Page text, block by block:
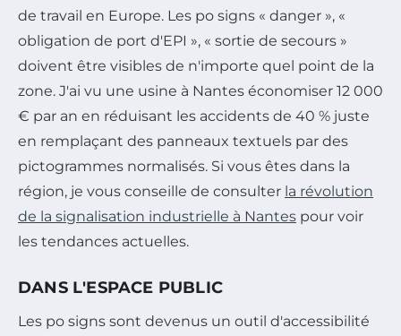
de travail en Europe. Les po signs « danger », «
obligation de port d'EPI », « sortie de secours »
doivent être visibles de n'importe quel point de la
zone. J'ai vu une usine à Nantes économiser 12 000
€ par an en réduisant les accidents de 40 % juste
en remplaçant des panneaux textuels par des
pictogrammes normalisés. Si vous êtes dans la
région, je vous conseille de consulter la révolution
de la signalisation industrielle à Nantes pour voir
les tendances actuelles.
DANS L'ESPACE PUBLIC
Les po signs sont devenus un outil d'accessibilité